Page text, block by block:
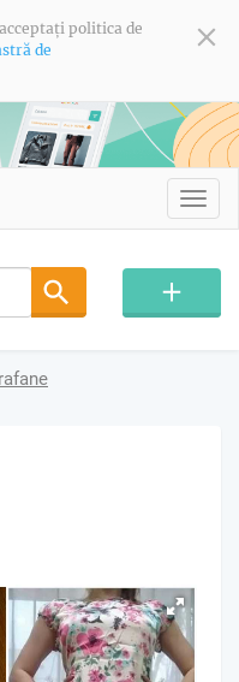
politica de
de